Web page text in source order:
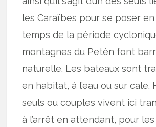
les Caraïbes pour se poser
temps de la période
montagnes du Petèn font
naturelle. Les bateaux sont
en habitat, à l’eau ou sur cale.
seuls ou couples vivent ici
à l’arrêt en attendant, pour